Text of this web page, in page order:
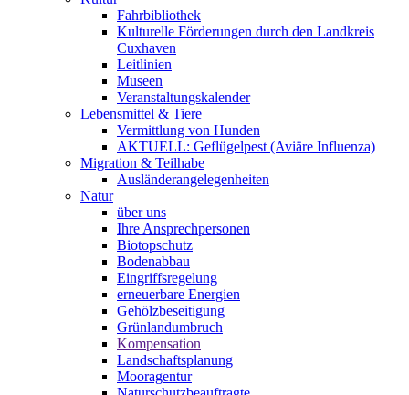
Fahrbibliothek
Kulturelle Förderungen durch den Landkreis
Cuxhaven
Leitlinien
Museen
Veranstaltungskalender
Lebensmittel & Tiere
Vermittlung von Hunden
AKTUELL: Geflügelpest (Aviäre Influenza)
Migration & Teilhabe
Ausländerangelegenheiten
Natur
über uns
Ihre Ansprechpersonen
Biotopschutz
Bodenabbau
Eingriffsregelung
erneuerbare Energien
Gehölzbeseitigung
Grünlandumbruch
Kompensation
Landschaftsplanung
Mooragentur